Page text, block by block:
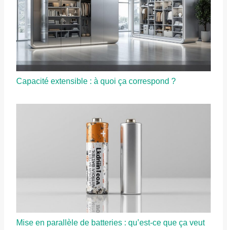
Capacité extensible : à quoi ça correspond ?
Mise en parallèle de batteries : qu’est-ce que ça veut